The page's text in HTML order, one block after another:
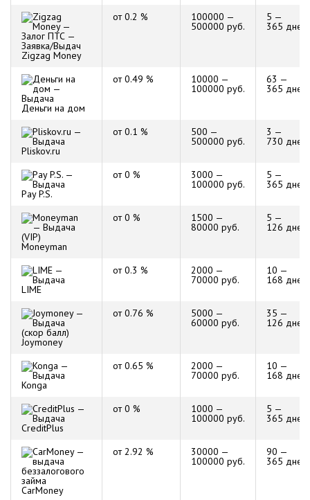
Zigzag Money
от 0.2 % 100000 —
500000 руб.
5 —
365 дней
Деньги на дом
от 0.49 % 10000 —
100000 руб.
63 —
365 дней
Pliskov.ru
от 0.1 % 500 —
500000 руб.
3 —
730 дней
Pay P.S.
от 0 % 3000 —
100000 руб.
5 —
365 дней
Moneyman
от 0 % 1500 —
80000 руб.
5 —
126 дней
LIME
от 0.3 % 2000 —
70000 руб.
10 —
168 дней
Joymoney
от 0.76 % 5000 —
60000 руб.
35 —
126 дней
Konga
от 0.65 % 2000 —
70000 руб.
10 —
168 дней
CreditPlus
от 0 % 1000 —
100000 руб.
5 —
365 дней
CarMoney
от 2.92 % 30000 —
100000 руб.
90 —
365 дней